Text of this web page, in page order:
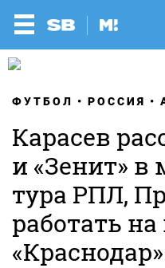
ФУТБОЛ РОССИЯ
Карасев
и «Зенит» в
тура РПЛ,
работать на